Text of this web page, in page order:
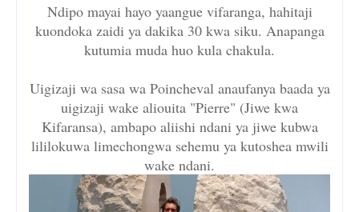
Ndipo mayai hayo yaangue vifaranga, hahitaji
kuondoka zaidi ya dakika 30 kwa siku. Anapanga
kutumia muda huo kula chakula.
Uigizaji wa sasa wa Poincheval anaufanya baada ya
uigizaji wake aliouita "Pierre" (Jiwe kwa
Kifaransa), ambapo aliishi ndani ya jiwe kubwa
lililokuwa limechongwa sehemu ya kutoshea mwili
wake ndani.